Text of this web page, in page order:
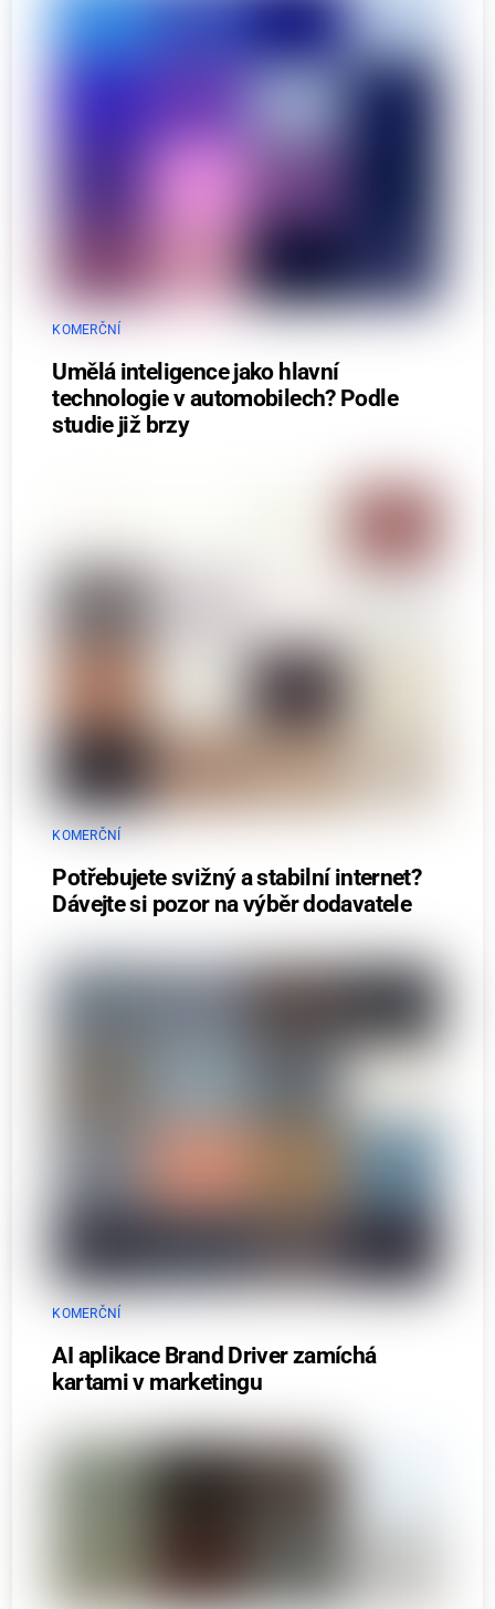
KOMERČNÍ
Umělá inteligence jako hlavní
technologie v automobilech? Podle
studie již brzy
KOMERČNÍ
Potřebujete svižný a stabilní internet?
Dávejte si pozor na výběr dodavatele
KOMERČNÍ
AI aplikace Brand Driver zamíchá
kartami v marketingu